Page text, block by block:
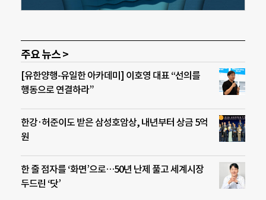
주요 뉴스 >
[유한양행-유일한 아카데미] 이호영 대표 “선의를
행동으로 연결하라”
한강·허준이도 받은 삼성호암상, 내년부터 상금 5억
원
한 줄 점자를 ‘화면’으로…50년 난제 풀고 세계시장
두드린 ‘닷’